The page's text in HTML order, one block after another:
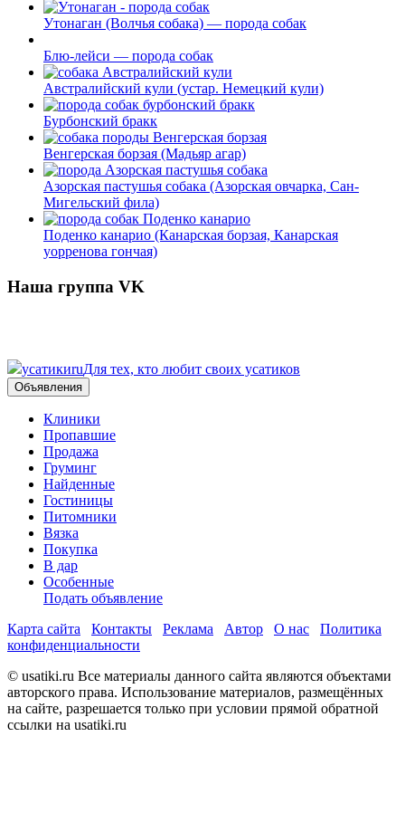
Утонаган (Волчья собака) — порода собак
Блю-лейси — порода собак
Австралийский кули (устар. Немецкий кули)
Бурбонский бракк
Венгерская борзая (Мадьяр агар)
Азорская пастушья собака (Азорская овчарка, Сан-
Мигельский фила)
Поденко канарио (Канарская борзая, Канарская
уорренова гончая)
Наша группа VK
усатикиruДля тех, кто любит своих усатиков
Объявления
Клиники
Пропавшие
Продажа
Груминг
Найденные
Гостиницы
Питомники
Вязка
Покупка
В дар
Особенные
Подать объявление
Карта сайта
Контакты Реклама Автор О нас
Политика
конфиденциальности
© usatiki.ru Все материалы данного сайта являются объектами
авторского права. Использование материалов, размещённых
на сайте, разрешается только при условии прямой обратной
ссылки на usatiki.ru